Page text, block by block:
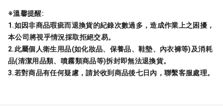
※溫馨提醒:
1.如因非商品瑕疵而退換貨的紀錄次數過多，造成作業上之困擾，
本公司將視乎情況採取拒絕交易。
2.此屬個人衛生用品(如化妝品、保養品、鞋墊、內衣褲等)及消耗
品(清潔用品類、噴霧類商品等)拆封即無法退換貨。
3.若對商品有任何疑慮，請於收到商品後七日內，聯繫客服處理。